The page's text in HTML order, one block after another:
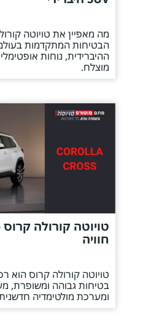
הבטיחות המתקדמות
ההיברידית, נוחות
מוצלח.
טויוטה קורולה
חוויה
טויוטה קורולה קרוס הוא
בטיחות גבוהה ומשופרת,
ומערכת מולטימדיה